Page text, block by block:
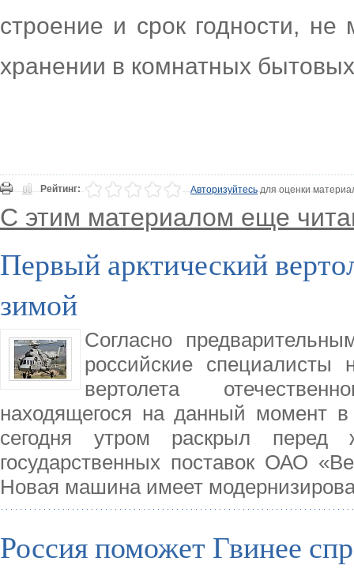
строение и срок годности,
хранении в комнатных
Рейтинг: Авторизуйтесьдля оценки
С этим материалом еще
Первый арктический
зимой
Согласно
российские специалисты
вертолета
находящегося на данный момент
сегодня утром раскрыл перед
государственных поставок ОАО
Новая машина имеет
Россия поможет Гвинее